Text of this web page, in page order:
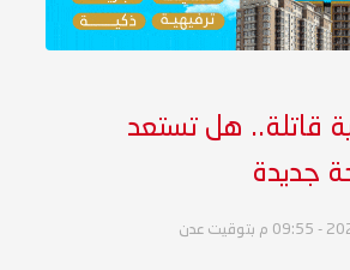
قاتلة.. هل تستعد
جديدة